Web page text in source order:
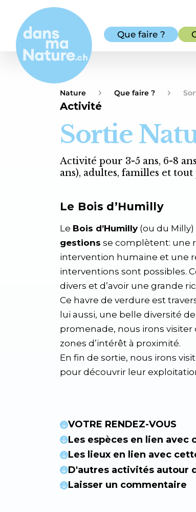
Que faire ?
Nature Que faire ?
Activité
Sortie
Activité pour 3-5 ans, 6-8
ans), adultes, familles et
Le Bois d’Humilly
Le Bois d’Humilly(ou du Milly)
gestions se complètent: une
intervention humaine et une
interventions sont possibles.
divers et d’avoir une grande
Ce havre de verdure est
lui aussi, une belle diversité
promenade, nous irons visiter
zones d’intérêt à proximité.
En fin de sortie, nous irons
pour découvrir leur
VOTRE RENDEZ-VOUS
Les espèces en lien avec
Les lieux en lien avec
D'autres activités autour
Laisser un commentaire